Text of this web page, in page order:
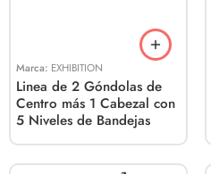
Marca: EXHIBITION
Linea de 2 Góndolas de
Centro más 1 Cabezal con
5 Niveles de Bandejas